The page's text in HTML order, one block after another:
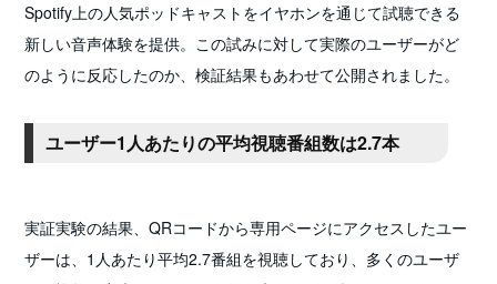
Spotify上の人気ポッドキャストをイヤホンを通じて試聴できる
新しい音声体験を提供。この試みに対して実際のユーザーがど
のように反応したのか、検証結果もあわせて公開されました。
ユーザー1人あたりの平均視聴番組数は2.7本
実証実験の結果、QRコードから専用ページにアクセスしたユー
ザーは、1人あたり平均2.7番組を視聴しており、多くのユーザ